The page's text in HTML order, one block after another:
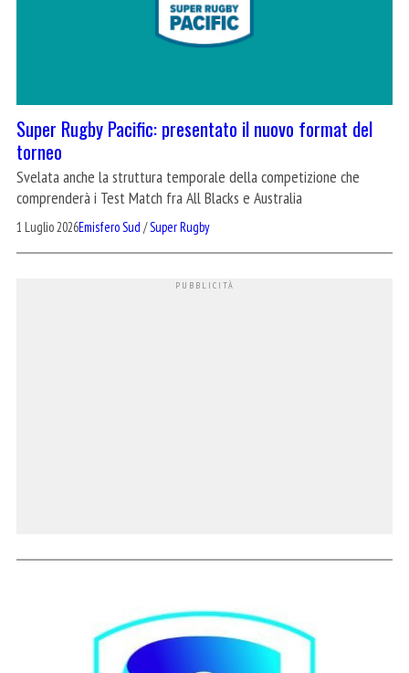
Super Rugby Pacific: presentato il nuovo format del
torneo
Svelata anche la struttura temporale della competizione che
comprenderà i Test Match fra All Blacks e Australia
1 Luglio 2026Emisfero Sud /Super Rugby